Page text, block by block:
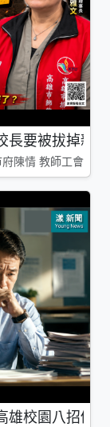
長要被拔掉親
陳情 教師工會槓
校園八招仍